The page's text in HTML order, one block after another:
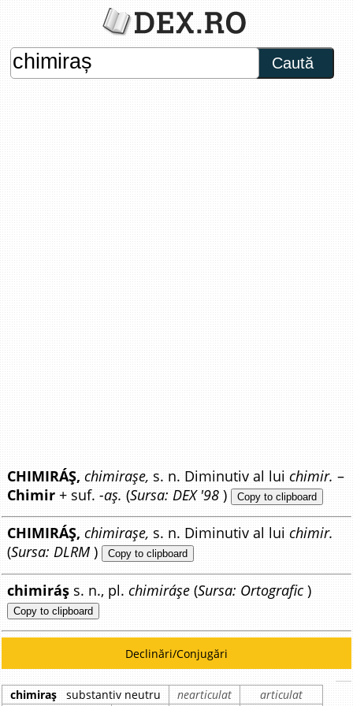
Caută
CHIMIRÁȘ, chimirașe, s. n. Diminutiv al luichimir. –
Chimir + suf.-aș. (Sursa: DEX '98 ) Copy to clipboard
CHIMIRÁȘ, chimirașe, s. n. Diminutiv al luichimir.
(Sursa: DLRM ) Copy to clipboard
chimiráș s. n., pl.chimiráșe (Sursa: Ortografic )
Copy to clipboard
Declinări/Conjugări
chimiraș substantiv neutru nearticulat articulat